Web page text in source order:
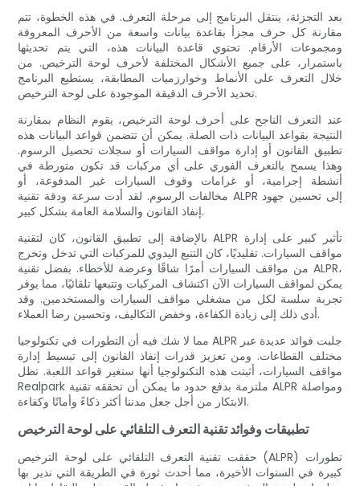
بعد التجزئة، ينتقل البرنامج إلى مرحلة التعرف. في هذه الخطوة، تتم
مقارنة كل حرف مجزأ بقاعدة بيانات واسعة من الأحرف المعروفة
ومجموعات الأرقام. تحتوي قاعدة البيانات هذه، التي يتم تحديثها
باستمرار، على جميع الأشكال المختلفة لأحرف لوحة الترخيص. من
خلال التعرف على الأنماط وخوارزميات المطابقة، يستطيع البرنامج
تحديد الأحرف الدقيقة الموجودة على لوحة الترخيص.
عند التعرف الناجح على أحرف لوحة الترخيص، يقوم النظام بمقارنة
النتيجة بقواعد البيانات ذات الصلة. يمكن أن تتضمن قواعد البيانات هذه
تطبيق القانون أو إدارة مواقف السيارات أو سجلات تحصيل الرسوم.
وهذا يسمح بالتعرف الفوري على أي مركبات قد تكون متورطة في
أنشطة إجرامية، أو غرامات وقوف السيارات غير المدفوعة، أو
مخالفات الرسوم. لقد أدت سرعة ودقة تقنية ALPR إلى تحسين جهود
إنفاذ القانون والسلامة العامة بشكل كبير.
بالإضافة إلى تطبيق القانون، كان لتقنية ALPR تأثير كبير على إدارة
مواقف السيارات. تقليديًا، كان التتبع اليدوي للمركبات التي تدخل وتخرج
من مواقف السيارات أمرًا شاقًا وعرضة للأخطاء. بفضل تقنية ALPR،
يمكن لمواقف السيارات الآن اكتشاف المركبات وتتبعها تلقائيًا، مما يوفر
تجربة سلسة لكل من مشغلي مواقف السيارات والمستخدمين. وقد
أدى ذلك إلى زيادة الكفاءة، وخفض التكاليف، وتحسين رضا العملاء.
مما لا شك فيه أن التطورات في تكنولوجيا ALPR جلبت فوائد عديدة عبر
مختلف القطاعات. ومن تعزيز قدرات إنفاذ القانون إلى تبسيط إدارة
مواقف السيارات، أثبتت هذه التكنولوجيا أنها ستغير قواعد اللعبة. تظل
Realpark ملتزمة بدفع حدود ما يمكن أن تحققه تقنية ALPR ومواصلة
الابتكار من أجل جعل مدننا أكثر ذكاءً وأمانًا وكفاءة.
تطبيقات وفوائد تقنية التعرف التلقائي على لوحة الترخيص
حققت تقنية التعرف التلقائي على لوحة الترخيص (ALPR) تطورات
كبيرة في السنوات الأخيرة، مما أحدث ثورة في الطريقة التي ندير بها